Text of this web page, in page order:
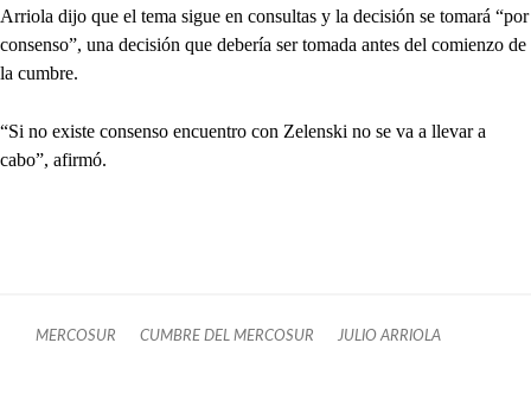
Arriola dijo que el tema sigue en consultas y la decisión se tomará “por
consenso”, una decisión que debería ser tomada antes del comienzo de
la cumbre.
“Si no existe consenso encuentro con Zelenski no se va a llevar a
cabo”, afirmó.
MERCOSUR CUMBRE DEL MERCOSUR JULIO ARRIOLA